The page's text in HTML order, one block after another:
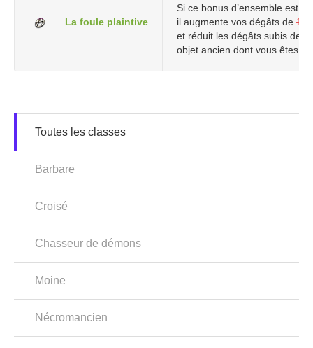
La foule plaintive
Si ce bonus d’ensemble est le
il augmente vos dégâts de
et réduit les dégâts subis de
objet ancien dont vous êtes
Toutes les classes
Barbare
Croisé
Chasseur de démons
Moine
Nécromancien